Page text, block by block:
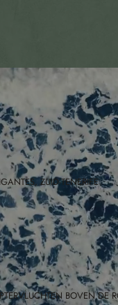
ZUID-TENERIFE
BOVEN